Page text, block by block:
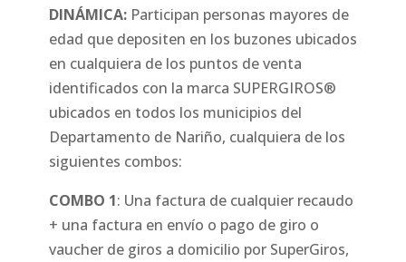
DINÁMICA:Participan personas mayores de
edad que depositen en los buzones ubicados
en cualquiera de los puntos de venta
identificados con la marca SUPERGIROS®
ubicados en todos los municipios del
Departamento de Nariño, cualquiera de los
siguientes combos:
COMBO 1: Una factura de cualquier recaudo
+ una factura en envío o pago de giro o
vaucher de giros a domicilio por SuperGiros,